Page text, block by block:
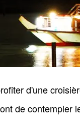
d'une
de contempler